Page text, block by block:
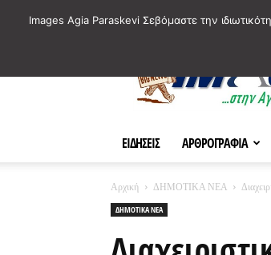
ΕΙΔΗΣΕΙΣ ΑΡΘΡΟΓΡΑΦΙΑ
Αρχική ΔΗΜΟΤΙΚΑ ΝΕΑ
ΔΗΜΟΤΙΚΑ ΝΕΑ
Images Agia Paraskevi Σεβόμαστε την